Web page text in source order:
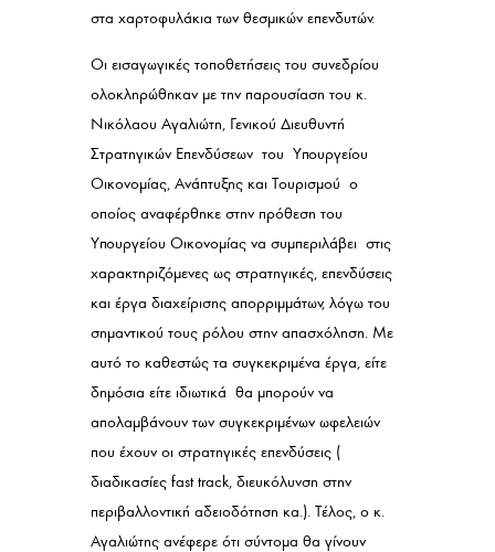
στα χαρτοφυλάκια των θεσμικών επενδυτών.
Οι εισαγωγικές τοποθετήσεις του συνεδρίου
ολοκληρώθηκαν με την παρουσίαση του κ.
Νικόλαου Αγαλιώτη, Γενικού Διευθυντή
Στρατηγικών Επενδύσεων του Υπουργείου
Οικονομίας, Ανάπτυξης και Τουρισμού ο
οποίος αναφέρθηκε στην πρόθεση του
Υπουργείου Οικονομίας να συμπεριλάβει στις
χαρακτηριζόμενες ως στρατηγικές, επενδύσεις
και έργα διαχείρισης απορριμμάτων, λόγω του
σημαντικού τους ρόλου στην απασχόληση. Με
αυτό το καθεστώς τα συγκεκριμένα έργα, είτε
δημόσια είτε ιδιωτικά θα μπορούν να
απολαμβάνουν των συγκεκριμένων ωφελειών
που έχουν οι στρατηγικές επενδύσεις (
διαδικασίες fast track, διευκόλυνση στην
περιβαλλοντική αδειοδότηση κα.). Τέλος, ο κ.
Αγαλιώτης ανέφερε ότι σύντομα θα γίνουν